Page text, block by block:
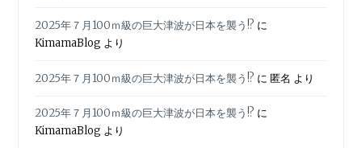
2025年７月100ｍ級の巨大津波が日本を襲う!? に
KimamaBlog より
2025年７月100ｍ級の巨大津波が日本を襲う!? に匿名 より
2025年７月100ｍ級の巨大津波が日本を襲う!? に
KimamaBlog より